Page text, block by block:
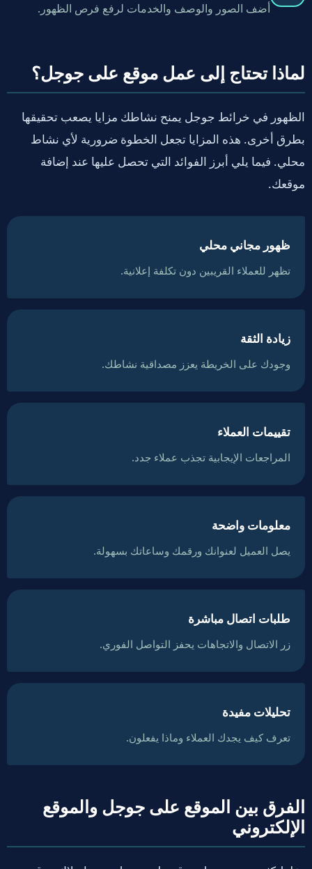
أضف الصور والوصف والخدمات لرفع فرص الظهور.
لماذا تحتاج إلى عمل موقع على جوجل؟
الظهور في خرائط جوجل يمنح نشاطك مزايا يصعب تحقيقها
بطرق أخرى. هذه المزايا تجعل الخطوة ضرورية لأي نشاط
محلي. فيما يلي أبرز الفوائد التي تحصل عليها عند إضافة
موقعك.
ظهور مجاني محلي
تظهر للعملاء القريبين دون تكلفة إعلانية.
زيادة الثقة
وجودك على الخريطة يعزز مصداقية نشاطك.
تقييمات العملاء
المراجعات الإيجابية تجذب عملاء جدد.
معلومات واضحة
يصل العميل لعنوانك ورقمك وساعاتك بسهولة.
طلبات اتصال مباشرة
زر الاتصال والاتجاهات يحفز التواصل الفوري.
تحليلات مفيدة
تعرف كيف يجدك العملاء وماذا يفعلون.
الفرق بين الموقع على جوجل والموقع
الإلكتروني